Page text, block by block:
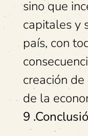
sino que
capitales y
país, con
creación
de la
9